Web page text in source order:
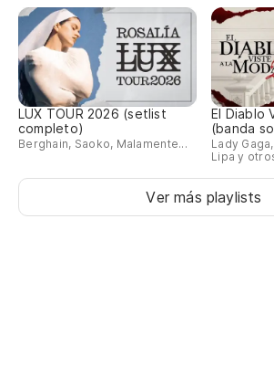
LUX TOUR 2026 (setlist
completo)
Berghain, Saoko, Malamente...
El Diablo
(banda
Lady
Lipa y
Ver más playlists